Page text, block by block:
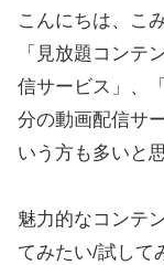
こんにちは、こ
「見放題コン
信サービス」、
分の動画配信サ
いう方も多いと
魅力的なコンテ
てみたい/試して